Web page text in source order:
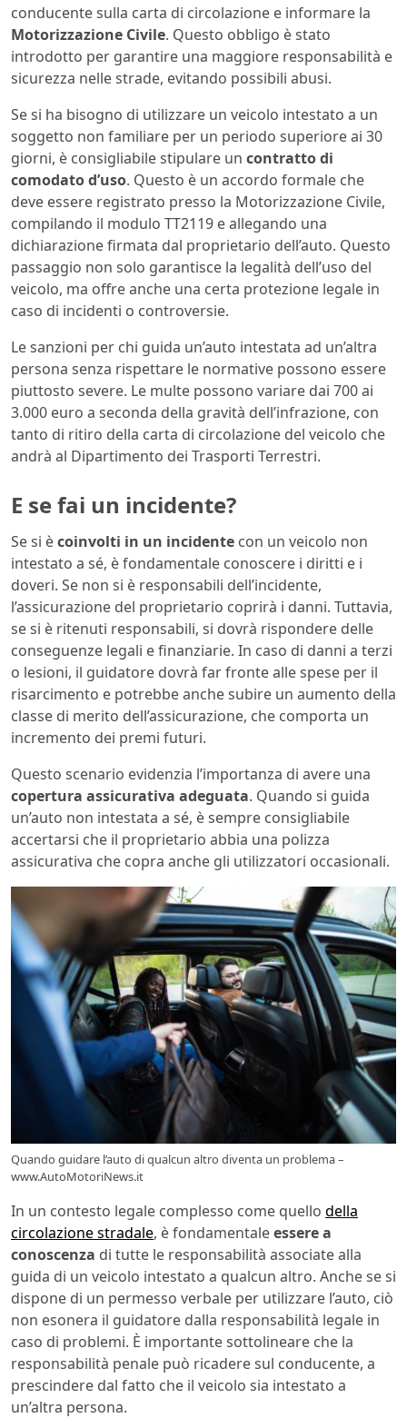
conducente sulla carta di circolazione e informare la
Motorizzazione Civile. Questo obbligo è stato
introdotto per garantire una maggiore responsabilità e
sicurezza nelle strade, evitando possibili abusi.
Se si ha bisogno di utilizzare un veicolo intestato a un
soggetto non familiare per un periodo superiore ai 30
giorni, è consigliabile stipulare un contratto di
comodato d’uso. Questo è un accordo formale che
deve essere registrato presso la Motorizzazione Civile,
compilando il modulo TT2119 e allegando una
dichiarazione firmata dal proprietario dell’auto. Questo
passaggio non solo garantisce la legalità dell’uso del
veicolo, ma offre anche una certa protezione legale in
caso di incidenti o controversie.
Le sanzioni per chi guida un’auto intestata ad un’altra
persona senza rispettare le normative possono essere
piuttosto severe. Le multe possono variare dai 700 ai
3.000 euro a seconda della gravità dell’infrazione, con
tanto di ritiro della carta di circolazione del veicolo che
andrà al Dipartimento dei Trasporti Terrestri.
E se fai un incidente?
Se si ècoinvolti in un incidente con un veicolo non
intestato a sé, è fondamentale conoscere i diritti e i
doveri. Se non si è responsabili dell’incidente,
l’assicurazione del proprietario coprirà i danni. Tuttavia,
se si è ritenuti responsabili, si dovrà rispondere delle
conseguenze legali e finanziarie. In caso di danni a terzi
o lesioni, il guidatore dovrà far fronte alle spese per il
risarcimento e potrebbe anche subire un aumento della
classe di merito dell’assicurazione, che comporta un
incremento dei premi futuri.
Questo scenario evidenzia l’importanza di avere una
copertura assicurativa adeguata. Quando si guida
un’auto non intestata a sé, è sempre consigliabile
accertarsi che il proprietario abbia una polizza
assicurativa che copra anche gli utilizzatori occasionali.
Quando guidare l’auto di qualcun altro diventa un problema –
www.AutoMotoriNews.it
In un contesto legale complesso come quello della
circolazione stradale, è fondamentaleessere a
conoscenza di tutte le responsabilità associate alla
guida di un veicolo intestato a qualcun altro. Anche se si
dispone di un permesso verbale per utilizzare l’auto, ciò
non esonera il guidatore dalla responsabilità legale in
caso di problemi. È importante sottolineare che la
responsabilità penale può ricadere sul conducente, a
prescindere dal fatto che il veicolo sia intestato a
un’altra persona.